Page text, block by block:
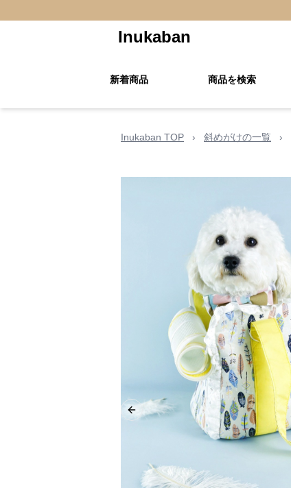
Inukaban
新着商品 商品を検索
Inukaban TOP › 斜めがけの一覧 ›
Previous slide